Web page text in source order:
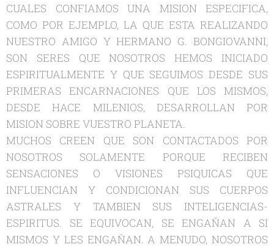
CUALES CONFIAMOS UNA MISION ESPECIFICA,
COMO POR EJEMPLO, LA QUE ESTA REALIZANDO
NUESTRO AMIGO Y HERMANO G. BONGIOVANNI,
SON SERES QUE NOSOTROS HEMOS INICIADO
ESPIRITUALMENTE Y QUE SEGUIMOS DESDE SUS
PRIMERAS ENCARNACIONES QUE LOS MISMOS,
DESDE HACE MILENIOS, DESARROLLAN POR
MISION SOBRE VUESTRO PLANETA.
MUCHOS CREEN QUE SON CONTACTADOS POR
NOSOTROS SOLAMENTE PORQUE RECIBEN
SENSACIONES O VISIONES PSIQUICAS QUE
INFLUENCIAN Y CONDICIONAN SUS CUERPOS
ASTRALES Y TAMBIEN SUS INTELIGENCIAS-
ESPIRITUS. SE EQUIVOCAN, SE ENGAŇAN A SI
MISMOS Y LES ENGAŇAN. A MENUDO, NOSOTROS